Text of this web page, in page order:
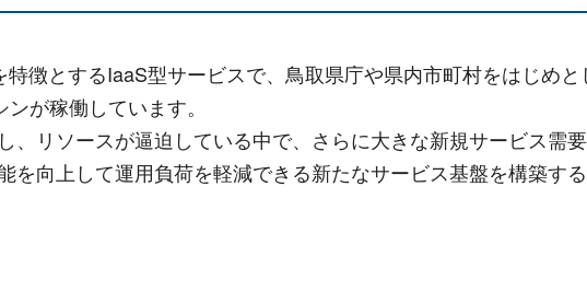
特徴とするIaaS型サービスで、鳥取県庁や県内市町村をはじめ
が稼働しています。
、リソースが逼迫している中で、さらに大きな新規サービス需
向上して運用負荷を軽減できる新たなサービス基盤を構築する